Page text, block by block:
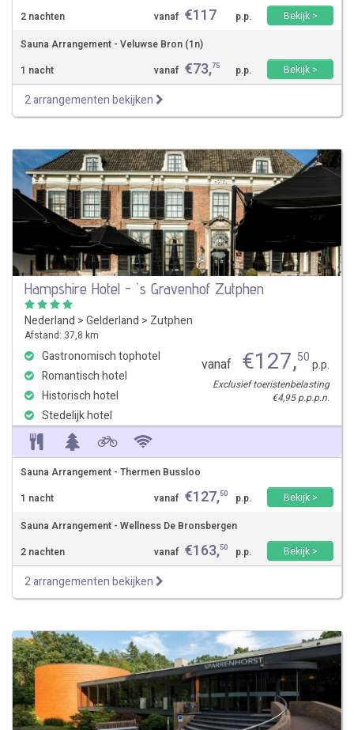
2 nachten
vanaf €117 p.p.
Bekijk >
Sauna Arrangement - Veluwse Bron (1n)
1 nacht
vanaf €73,75 p.p. Bekijk >
2 arrangementen bekijken
Hampshire Hotel - `s Gravenhof Zutphen
Nederland >Gelderland > Zutphen
Afstand: 37,8 km
Gastronomisch tophotel
Romantisch hotel
Historisch hotel
Stedelijk hotel
vanaf €127,50p.p.
Exclusief toeristenbelasting
€4,95 p.p.p.n.
Sauna Arrangement - Thermen Bussloo
1 nacht
vanaf €127,50 p.p.
Bekijk >
Sauna Arrangement - Wellness De Bronsbergen
2 nachten
vanaf €163,50 p.p. Bekijk >
2 arrangementen bekijken